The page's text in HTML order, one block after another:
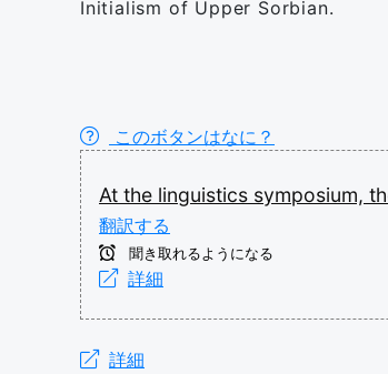
Initialism of Upper Sorbian.
このボタンはなに？
At the linguistics symposium,
翻訳する
聞き取れるようになる
詳細
詳細